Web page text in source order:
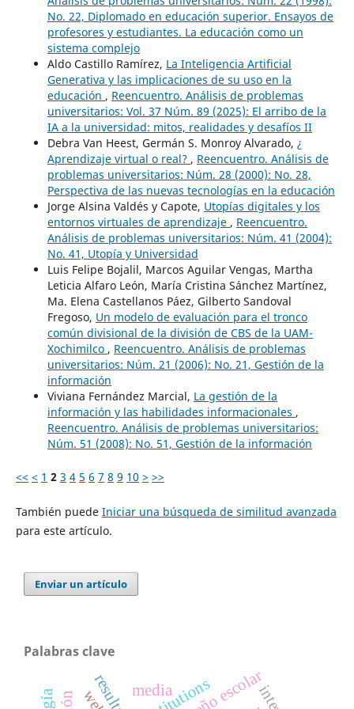
No. 22, Diplomado en educación superior. Ensayos de
profesores y estudiantes. La educación como un
sistema complejo
Aldo Castillo Ramírez, La Inteligencia Artificial
Generativa y las implicaciones de su uso en la
educación , Reencuentro. Análisis de problemas
universitarios: Vol. 37 Núm. 89 (2025): El arribo de la
IA a la universidad: mitos, realidades y desafíos II
Debra Van Heest, Germán S. Monroy Alvarado, ¿
Aprendizaje virtual o real? , Reencuentro. Análisis de
problemas universitarios: Núm. 28 (2000): No. 28,
Perspectiva de las nuevas tecnologías en la educación
Jorge Alsina Valdés y Capote, Utopías digitales y los
entornos virtuales de aprendizaje , Reencuentro.
Análisis de problemas universitarios: Núm. 41 (2004):
No. 41, Utopía y Universidad
Luis Felipe Bojalil, Marcos Aguilar Vengas, Martha
Leticia Alfaro León, María Cristina Sánchez Martínez,
Ma. Elena Castellanos Páez, Gilberto Sandoval
Fregoso, Un modelo de evaluación para el tronco
común divisional de la división de CBS de la UAM-
Xochimilco , Reencuentro. Análisis de problemas
universitarios: Núm. 21 (2006): No. 21, Gestión de la
información
Viviana Fernández Marcial, La gestión de la
información y las habilidades informacionales ,
Reencuentro. Análisis de problemas universitarios:
Núm. 51 (2008): No. 51, Gestión de la información
<< < 1 2 3 4 5 6 7 8 9 10 > >>
También puede Iniciar una búsqueda de similitud avanzada
para este artículo.
Enviar un artículo
Palabras clave
media